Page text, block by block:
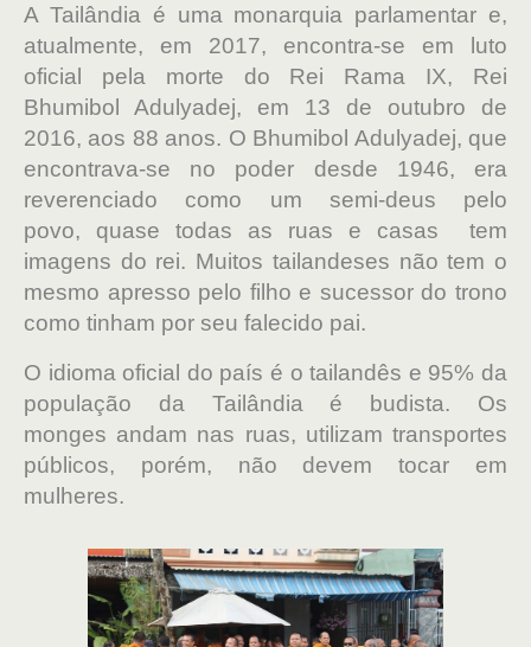
A Tailândia é uma monarquia parlamentar e,
atualmente, em 2017, encontra-se em luto
oficial pela morte do Rei Rama IX, Rei
Bhumibol Adulyadej, em 13 de outubro de
2016, aos 88 anos. O Bhumibol Adulyadej, que
encontrava-se no poder desde 1946, era
reverenciado como um semi-deus pelo
povo, quase todas as ruas e casas tem
imagens do rei. Muitos tailandeses não tem o
mesmo apresso pelo filho e sucessor do trono
como tinham por seu falecido pai.
O idioma oficial do país é o tailandês e 95% da
população da Tailândia é budista. Os
monges andam nas ruas, utilizam transportes
públicos, porém, não devem tocar em
mulheres.